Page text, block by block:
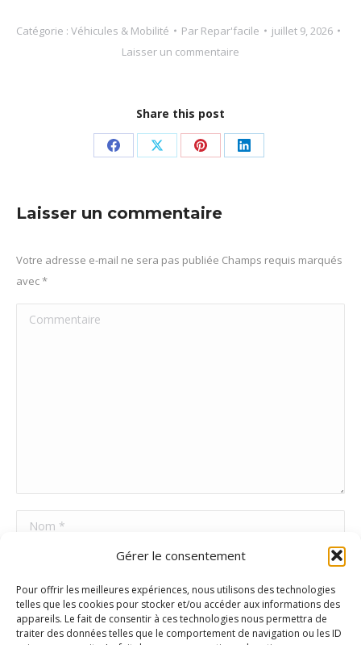
Gérer le consentement
Pour offrir les meilleures expériences, nous utilisons des technologies
telles que les cookies pour stocker et/ou accéder aux informations des
appareils. Le fait de consentir à ces technologies nous permettra de
traiter des données telles que le comportement de navigation ou les ID
Catégorie : Véhicules & Mobilité Par Repar'facile
juillet 9, 2026
Laisser un commentaire
Share this post
PartagerPartagerPartager
Pinterest
Partager
Laisser un commentaire
Votre adresse e-mail ne sera pas publiée Champs requis marqués
avec*
Commentaire
Nom *
Site Web